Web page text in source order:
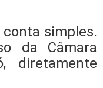
simples.
da Câmara
diretamente